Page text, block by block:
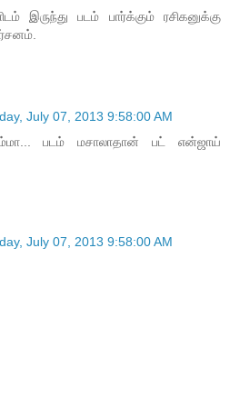
இருந்து படம் பார்க்கும் ரசிகனுக்கு
July 07, 2013 9:58:00 AM
படம் மசாலாதான் பட் என்ஜாய்
July 07, 2013 9:58:00 AM